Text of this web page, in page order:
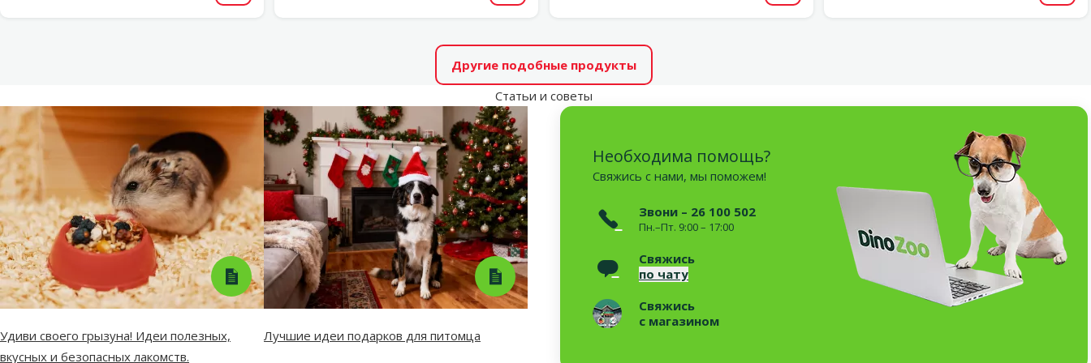
Другие подобные продукты
Статьи и советы
Необходима помощь?
Свяжись с нами, мы поможем!
Звони – 26 100 502
Пн.–Пт. 9:00 – 17:00
Свяжись
по чату
Свяжись
с магазином
Удиви своего грызуна! Идеи полезных,
вкусных и безопасных лакомств.
Лучшие идеи подарков для питомца